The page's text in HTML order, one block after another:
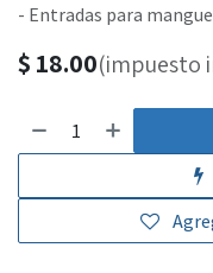
- Entradas para
$ 18.00(impuesto